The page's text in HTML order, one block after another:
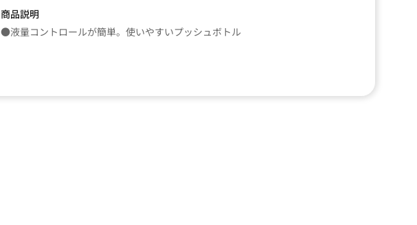
商品説明
●液量コントロールが簡単。使いやすいプッシュボトル